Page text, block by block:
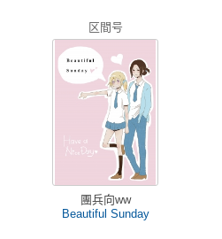
区間号
團兵向ww
Beautiful Sunday